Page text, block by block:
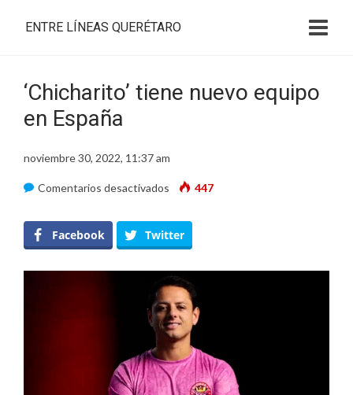
ENTRE LÍNEAS QUERÉTARO
‘Chicharito’ tiene nuevo equipo
en España
noviembre 30, 2022, 11:37 am
Comentarios desactivados en
tiene
nuevo
equipo
en
España
447
Facebook Twitter